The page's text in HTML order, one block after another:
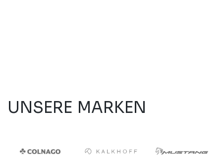
UNSERE MARKEN